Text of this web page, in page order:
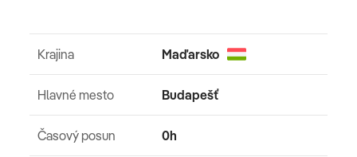
Krajina Maďarsko
Hlavné mesto Budapešť
Časový posun 0h